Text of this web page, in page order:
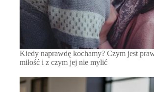
Kiedy naprawdę kochamy? Czym jest
miłość i z czym jej nie mylić